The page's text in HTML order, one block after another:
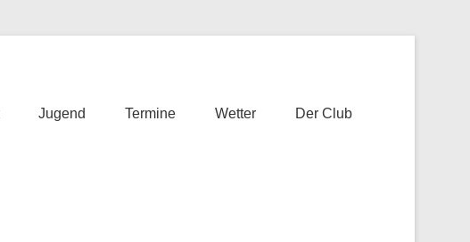
Jugend Termine Wetter Der Club